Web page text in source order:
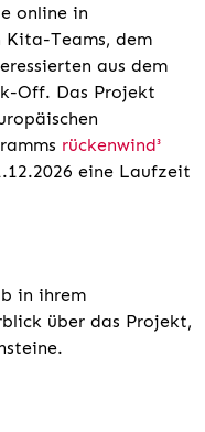
online in
Kita-Teams, dem
aus dem
Off. Das Projekt
rückenwind³
eine Laufzeit
in ihrem
über das Projekt,